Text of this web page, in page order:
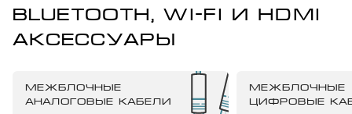
BLUETOOTH, WI-FI И HDMI
АКСЕССУАРЫ
МЕЖБЛОЧНЫЕ
АНАЛОГОВЫЕ КАБЕЛИ
МЕЖБЛОЧНЫЕ
ЦИФРОВЫЕ